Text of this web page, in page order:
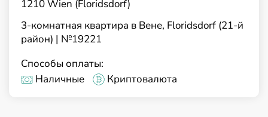
3-комнатная квартира в Вене, Floridsdorf (21-й
район) | №19221
1210 Wien (Floridsdorf)
Способы оплаты:
Наличные
Криптовалюта